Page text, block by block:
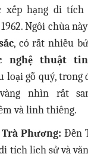
xếp hạng di tích
Ngôi chùa
, có rất nhiều
nghệ thuật
loại gỗ quý, trong
nhìn rất
và linh thiêng.
Phương: Đền
tích lịch sử và